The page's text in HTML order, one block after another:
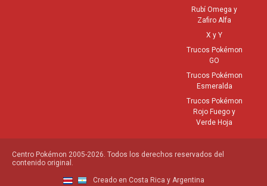
Rubí Omega y
Zafiro Alfa
X y Y
Trucos Pokémon
GO
Trucos Pokémon
Esmeralda
Trucos Pokémon
Rojo Fuego y
Verde Hoja
Centro Pokémon 2005-2026. Todos los derechos reservados del
contenido original.
Creado en Costa Rica y Argentina